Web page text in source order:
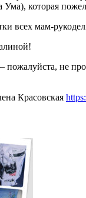
которая
всех мам-
не
Красовская